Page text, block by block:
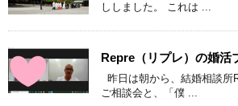
ししました。 これは ...
Repre（リプレ）の婚活
昨日は朝から、結婚相談所
ご相談会と、「僕 ...